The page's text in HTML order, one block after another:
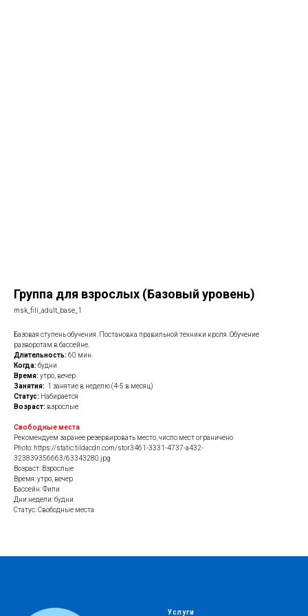
Группа для взрослых (Базовый уровень)
msk_fili_adult_base_1
Базовая ступень обучения. Постановка правильной техники кроля. Обучение
разворотам в бассейне.
Длительность: 60 мин.
Когда: будни
Время: утро, вечер
Занятия: 1 занятие в неделю (4-5 в месяц)
Статус: Набирается
Возраст: взрослые
Свободные места
Рекомендуем заранее резервировать место, число мест ограничено
Photo: https://static.tildacdn.com/stor3461-3331-4737-a432-
323839356663/63343280.jpg
Возраст: Взрослые
Время: утро, вечер
Бассейн: Фили
Дни недели: будни
Статус: Свободные места
Услуги